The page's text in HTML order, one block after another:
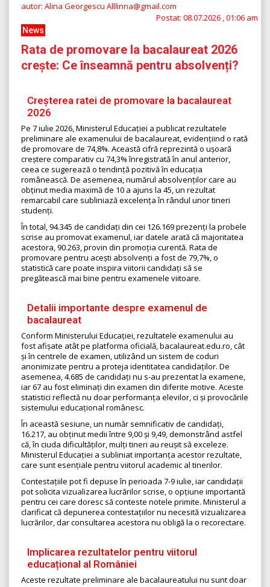
autor: Alina Georgescu Alllinna@gmail.com
Postat: 08.07.2026 , 01:06 am
News
Rata de promovare la bacalaureat 2026
crește: Ce înseamnă pentru absolvenți?
Creșterea ratei de promovare la bacalaureat
2026
Pe 7 iulie 2026, Ministerul Educației a publicat rezultatele
preliminare ale examenului de bacalaureat, evidențiind o rată
de promovare de 74,8%. Această cifră reprezintă o ușoară
creștere comparativ cu 74,3% înregistrată în anul anterior,
ceea ce sugerează o tendință pozitivă în educația
românească. De asemenea, numărul absolvenților care au
obținut media maximă de 10 a ajuns la 45, un rezultat
remarcabil care subliniază excelența în rândul unor tineri
studenți.
În total, 94.345 de candidați din cei 126.169 prezenți la probele
scrise au promovat examenul, iar datele arată că majoritatea
acestora, 90.263, provin din promoția curentă. Rata de
promovare pentru acești absolvenți a fost de 79,7%, o
statistică care poate inspira viitorii candidați să se
pregătească mai bine pentru examenele viitoare.
Detalii importante despre examenul de
bacalaureat
Conform Ministerului Educației, rezultatele examenului au
fost afișate atât pe platforma oficială, bacalaureat.edu.ro, cât
și în centrele de examen, utilizând un sistem de coduri
anonimizate pentru a proteja identitatea candidaților. De
asemenea, 4.685 de candidați nu s-au prezentat la examene,
iar 67 au fost eliminați din examen din diferite motive. Aceste
statistici reflectă nu doar performanța elevilor, ci și provocările
sistemului educațional românesc.
În această sesiune, un număr semnificativ de candidați,
16.217, au obținut medii între 9,00 și 9,49, demonstrând astfel
că, în ciuda dificultăților, mulți tineri au reușit să exceleze.
Ministerul Educației a subliniat importanța acestor rezultate,
care sunt esențiale pentru viitorul academic al tinerilor.
Contestațiile pot fi depuse în perioada 7-9 iulie, iar candidații
pot solicita vizualizarea lucrărilor scrise, o opțiune importantă
pentru cei care doresc să conteste notele primite. Ministerul a
clarificat că depunerea contestațiilor nu necesită vizualizarea
lucrărilor, dar consultarea acestora nu obligă la o recorectare.
Implicarea rezultatelor pentru viitorul
educațional al României
Aceste rezultate preliminare ale bacalaureatului nu sunt doar